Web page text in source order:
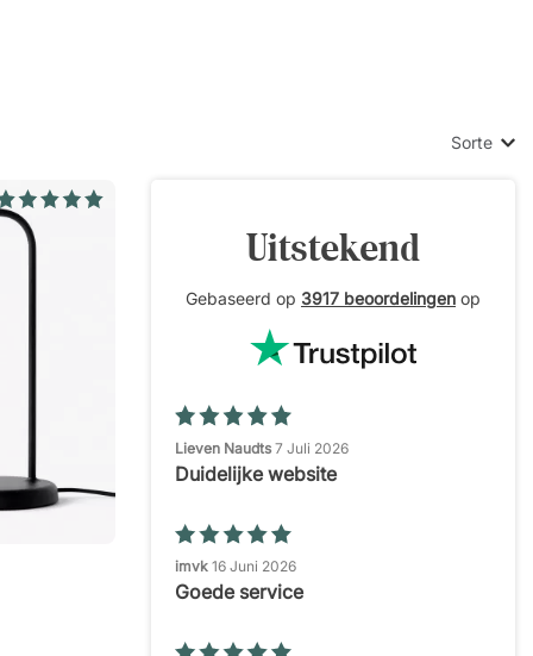
LED of
Sorte
Uitstekend
Gebaseerd op 3917 beoordelingen op
Lieven Naudts 7 Juli 2026
Duidelijke website
imvk 16 Juni 2026
Goede service